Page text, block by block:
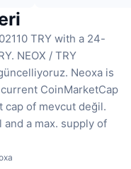
TRY with a 24-
NEOX / TRY
Neoxa is
CoinMarketCap
cap of mevcut değil.
and a max. supply of